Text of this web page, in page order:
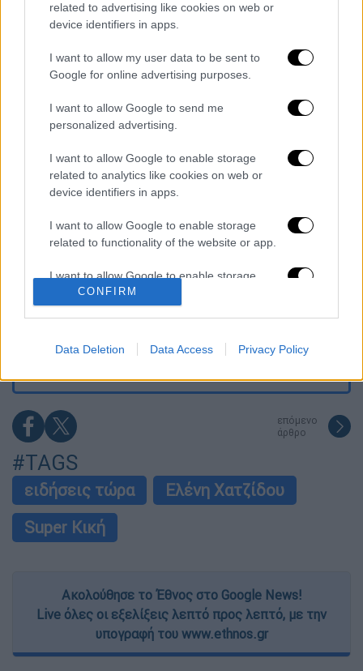
related to advertising like cookies on web or
device identifiers in apps.
I want to allow my user data to be sent to
Google for online advertising purposes.
I want to allow Google to send me
personalized advertising.
I want to allow Google to enable storage
related to analytics like cookies on web or
device identifiers in apps.
I want to allow Google to enable storage
related to functionality of the website or app.
I want to allow Google to enable storage
related to personalization.
related to security, including authentication
functionality and fraud prevention, and other
user protection.
CONFIRM
Data Deletion Data Access Privacy Policy
O στρατηγός ήταν σχιζοφρενής, εμμονικός,
Εκείνος που άλλαξε την πορεία της
Ιστορίας!
Ελισάβετ Κωνσταντινίδου στο ethnos.gr:
bar για τον θάνατο του 4χρονου στην Πάρο -
Στο «μικροσκόπιο» ο ρόλος του
ναυαγοσώστη
σε αμέλεια»
επόμενο
άρθρο
#TAGS
ειδήσεις τώρα
Ελένη Χατζίδου
Super Κική
Ακολούθησε το Έθνος στο Google News!
Live όλες οι εξελίξεις λεπτό προς λεπτό, με την
υπογραφή του www.ethnos.gr